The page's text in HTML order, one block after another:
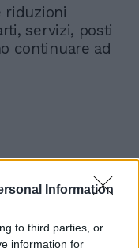
Information
to third parties, or
information for
riduzioni
servizi, posti
continuare ad